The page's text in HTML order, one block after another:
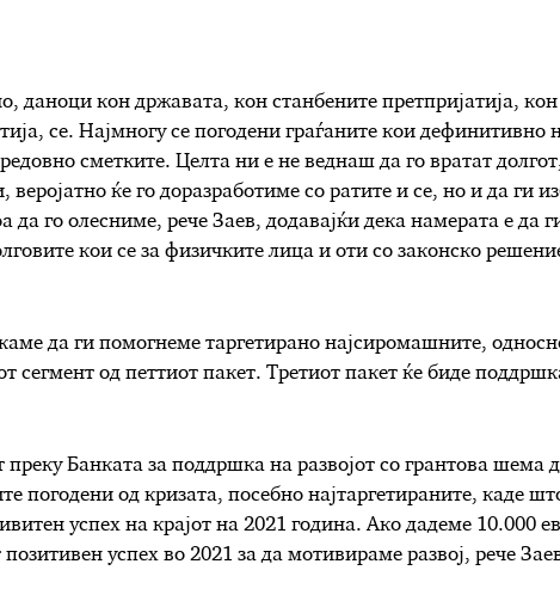
даноци кон државата, кон станбените претпријатија, кон
се. Најмногу се погодени граѓаните кои дефинитивно
сметките. Целта ни е не веднаш да го вратат
веројатно ќе го доразработиме со ратите и се, но и да ги
да го олесниме, рече Заев, додавајќи дека намерата е да
кои се за физичките лица и оти со законско
да ги помогнеме таргетирано најсиромашните,
сегмент од петтиот пакет. Третиот пакет ќе биде
Банката за поддршка на развојот со грантова шема
погодени од кризата, посебно најтаргетираните, каде
успех на крајот на 2021 година. Ако дадеме 10.000
успех во 2021 за да мотивираме развој, рече